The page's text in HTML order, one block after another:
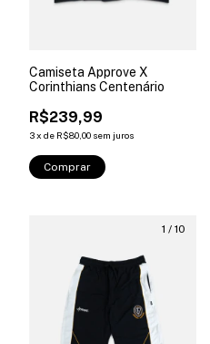
Camiseta Approve X
Corinthians Centenário
R$239,99
3x de R$80,00 sem juros
Comprar
1 / 10